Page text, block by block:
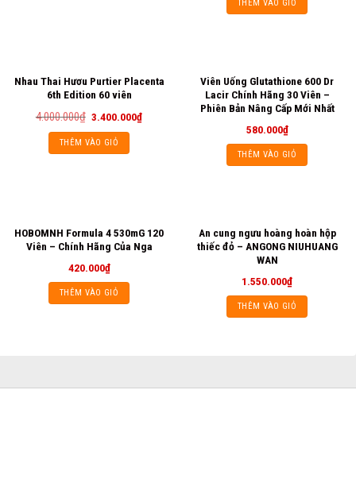
THÊM VÀO GIỎ
Nhau Thai Hươu Purtier Placenta
6th Edition 60 viên
4.000.000₫ 3.400.000₫
THÊM VÀO GIỎ
Viên Uống Glutathione 600 Dr
Lacir Chính Hãng 30 Viên –
Phiên Bản Nâng Cấp Mới Nhất
580.000₫
THÊM VÀO GIỎ
HOBOMNH Formula 4 530mG 120
Viên – Chính Hãng Của Nga
420.000₫
THÊM VÀO GIỎ
An cung ngưu hoàng hoàn hộp
thiếc đỏ – ANGONG NIUHUANG
WAN
1.550.000₫
THÊM VÀO GIỎ